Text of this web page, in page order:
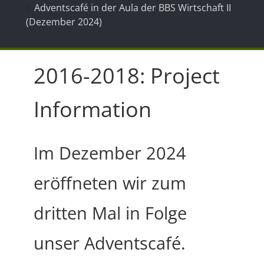
Adventscafé in der Aula der BBS Wirtschaft II
(Dezember 2024)
2016-2018: Project
Information
Im Dezember 2024
eröffneten wir zum
dritten Mal in Folge
unser Adventscafé.